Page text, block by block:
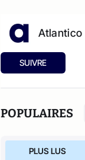
Atlantico
SUIVRE
POPULAIRES
PLUS LUS